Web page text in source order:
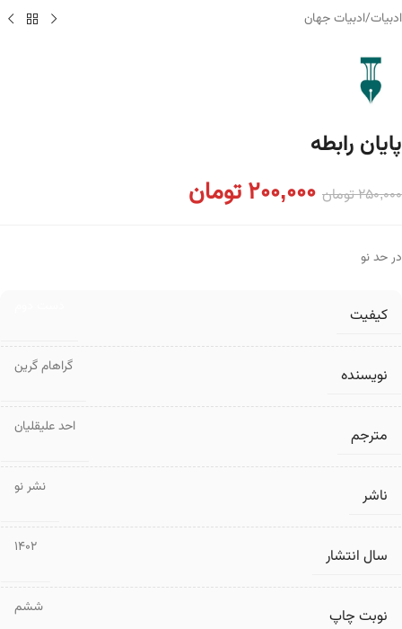
ادبیات/ادبیات جهان
پایان رابطه
250,000تومان 200,000تومان
در حد نو
کیفیت
نویسنده گراهام گرین
مترجم احد علیقلیان
ناشر نشر نو
سال انتشار 1402
نوبت چاپ ششم